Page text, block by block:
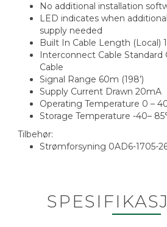
No additional installation
LED indicates when
supply needed
Built In Cable Length (Local)
Interconnect Cable Standard
Cable
Signal Range 60m (198’)
Supply Current Drawn 20mA
Operating Temperature 0 –
Storage Temperature -40–
Tilbehør:
Strømforsyning 0AD6-1705-